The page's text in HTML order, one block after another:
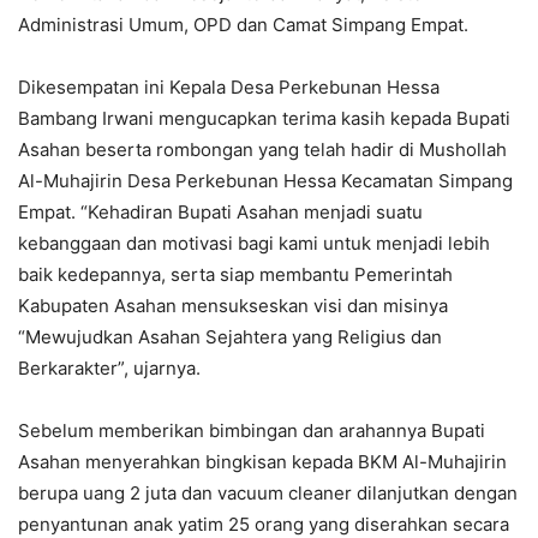
Administrasi Umum, OPD dan Camat Simpang Empat.
Dikesempatan ini Kepala Desa Perkebunan Hessa
Bambang Irwani mengucapkan terima kasih kepada Bupati
Asahan beserta rombongan yang telah hadir di Mushollah
Al-Muhajirin Desa Perkebunan Hessa Kecamatan Simpang
Empat. “Kehadiran Bupati Asahan menjadi suatu
kebanggaan dan motivasi bagi kami untuk menjadi lebih
baik kedepannya, serta siap membantu Pemerintah
Kabupaten Asahan mensukseskan visi dan misinya
“Mewujudkan Asahan Sejahtera yang Religius dan
Berkarakter”, ujarnya.
Sebelum memberikan bimbingan dan arahannya Bupati
Asahan menyerahkan bingkisan kepada BKM Al-Muhajirin
berupa uang 2 juta dan vacuum cleaner dilanjutkan dengan
penyantunan anak yatim 25 orang yang diserahkan secara